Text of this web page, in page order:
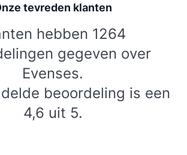
tevreden klanten
hebben 1264
gegeven over
Evenses.
beoordeling is een
4,6 uit 5.